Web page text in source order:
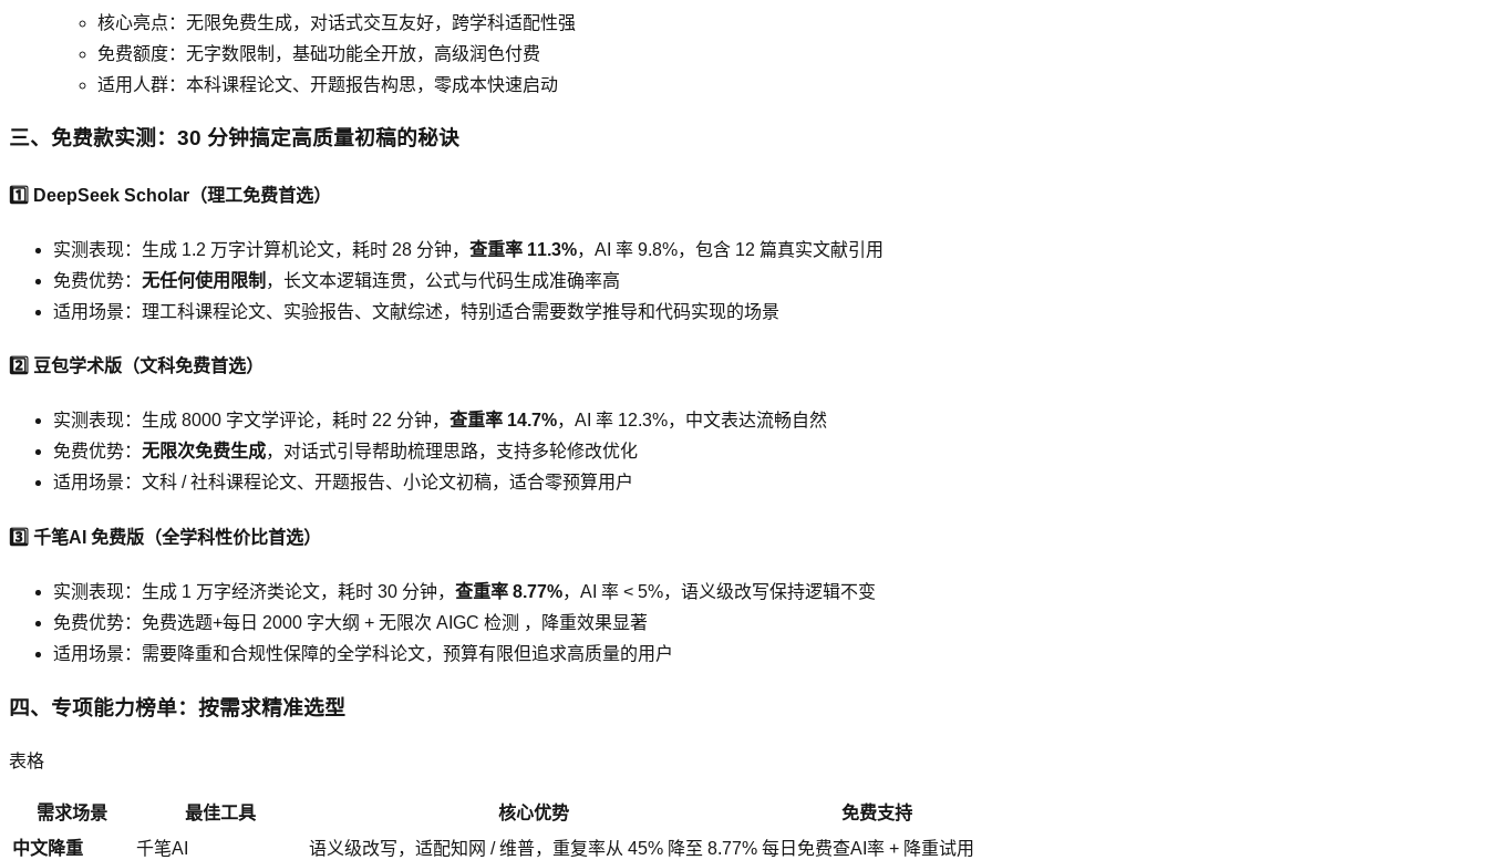
核心亮点：无限免费生成，对话式交互友好，跨学科适配性强
免费额度：无字数限制，基础功能全开放，高级润色付费
适用人群：本科课程论文、开题报告构思，零成本快速启动
三、免费款实测：30 分钟搞定高质量初稿的秘诀
1️⃣ DeepSeek Scholar（理工免费首选）
实测表现：生成 1.2 万字计算机论文，耗时 28 分钟， 查重率 11.3%，AI 率 9.8%，包含 12 篇真实文献引用
免费优势： 无任何使用限制 ，长文本逻辑连贯，公式与代码生成准确率高
适用场景：理工科课程论文、实验报告、文献综述，特别适合需要数学推导和代码实现的场景
2️⃣ 豆包学术版（文科免费首选）
实测表现：生成 8000 字文学评论，耗时 22 分钟， 查重率 14.7%，AI 率 12.3%，中文表达流畅自然
免费优势： 无限次免费生成，对话式引导帮助梳理思路，支持多轮修改优化
适用场景：文科 / 社科课程论文、开题报告、小论文初稿，适合零预算用户
3️⃣ 千笔AI 免费版（全学科性价比首选）
实测表现：生成 1 万字经济类论文，耗时 30 分钟， 查重率 8.77%，AI 率 < 5%，语义级改写保持逻辑不变
免费优势：免费选题+每日 2000 字大纲 + 无限次 AIGC 检测 ，降重效果显著
适用场景：需要降重和合规性保障的全学科论文，预算有限但追求高质量的用户
四、专项能力榜单：按需求精准选型
表格
需求场景 最佳工具 核心优势
免费支持
中文降重
千笔AI 语义级改写，适配知网 / 维普，重复率从 45% 降至 8.77% 每日免费查AI率 + 降重试用